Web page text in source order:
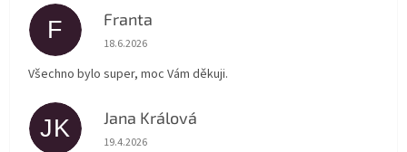
F Franta
Hodnocení obchodu je 5 z 5 hvězdiček.
18.6.2026
Všechno bylo super, moc Vám děkuji.
JK Jana Králová
Hodnocení obchodu je 5 z 5 hvězdiček.
19.4.2026